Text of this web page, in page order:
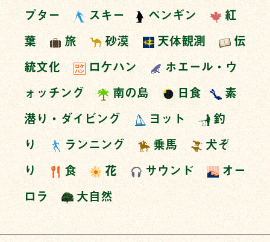
プター
スキー ペンギン
紅
葉
旅 砂漠 天体観測
伝
統文化
ロケハン
ホエール・ウ
ォッチング
南の島 日食
素
潜り・ダイビング
ヨット
釣
り
ランニング 乗馬
犬ぞ
り
食 花 サウンド
オー
ロラ
大自然